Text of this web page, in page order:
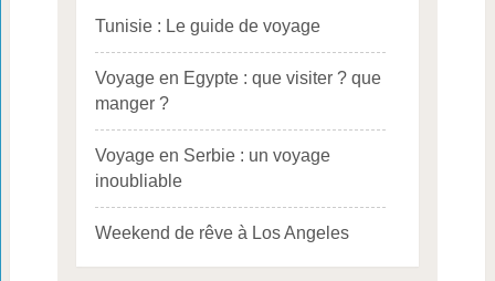
Tunisie : Le guide de voyage
Voyage en Egypte : que visiter ? que
manger ?
Voyage en Serbie : un voyage
inoubliable
Weekend de rêve à Los Angeles